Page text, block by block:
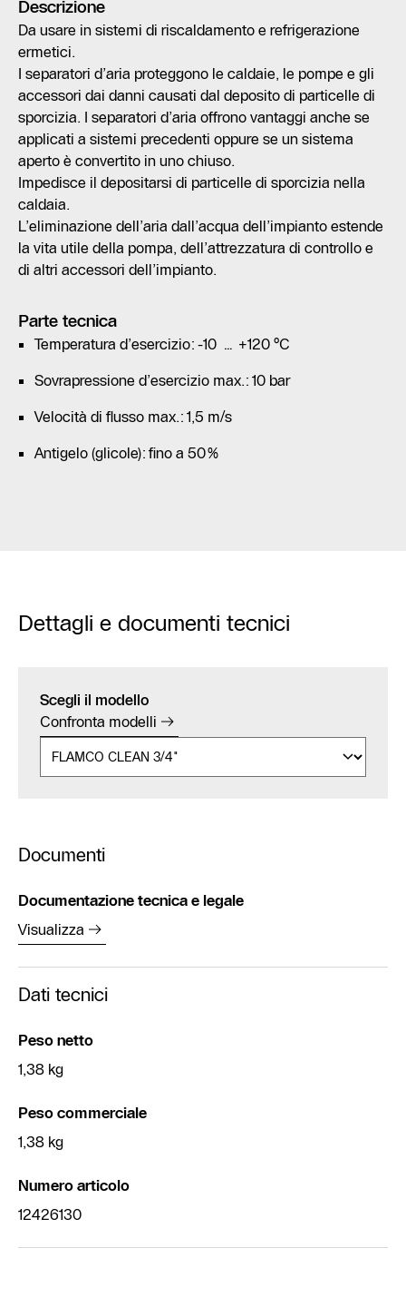
Descrizione
Da usare in sistemi di riscaldamento e refrigerazione
ermetici.
I separatori d’aria proteggono le caldaie, le pompe e gli
accessori dai danni causati dal deposito di particelle di
sporcizia. I separatori d’aria offrono vantaggi anche se
applicati a sistemi precedenti oppure se un sistema
aperto è convertito in uno chiuso.
Impedisce il depositarsi di particelle di sporcizia nella
caldaia.
L’eliminazione dell’aria dall’acqua dell’impianto estende
la vita utile della pompa, dell’attrezzatura di controllo e
di altri accessori dell’impianto.
Parte tecnica
Temperatura d’esercizio: -10 … +120 °C
Sovrapressione d’esercizio max.: 10 bar
Velocità di flusso max.: 1,5 m/s
Antigelo (glicole): fino a 50%
Dettagli e documenti tecnici
Scegli il modello
Confronta modelli
Documenti
Documentazione tecnica e legale
Visualizza
Dati tecnici
Peso netto
1,38 kg
Peso commerciale
1,38 kg
Numero articolo
12426130